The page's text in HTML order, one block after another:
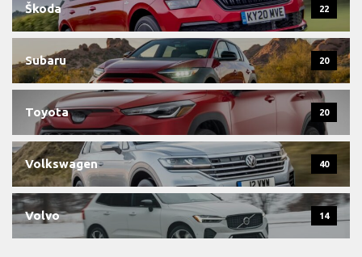
Škoda 22
Subaru 20
Toyota 20
Volkswagen 40
Volvo 14